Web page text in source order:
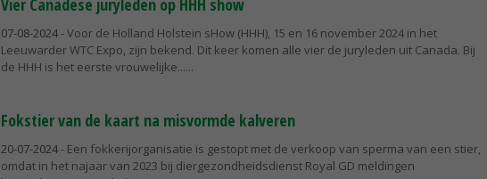
07-08-2024- Voor de Holland Holstein sHow (HHH), 15 en 16 november 2024 in het
Leeuwarder WTC Expo, zijn bekend. Dit keer komen alle vier de juryleden uit Canada. Bij
de HHH is het eerste vrouwelijke...
Fokstier van de kaart na misvormde kalveren
20-07-2024- Een fokkerijorganisatie is gestopt met de verkoop van sperma van een stier,
omdat in het najaar van 2023 bij diergezondheidsdienst Royal GD meldingen